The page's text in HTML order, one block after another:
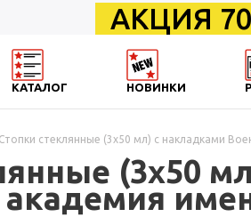
АКЦИЯ
КАТАЛОГ НОВИНКИ
Стопки стеклянные (3x50 мл) с накладками
(3x50
академия